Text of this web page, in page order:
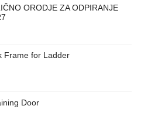
ORODJE ZA ODPIRANJE
Frame for Ladder
Door